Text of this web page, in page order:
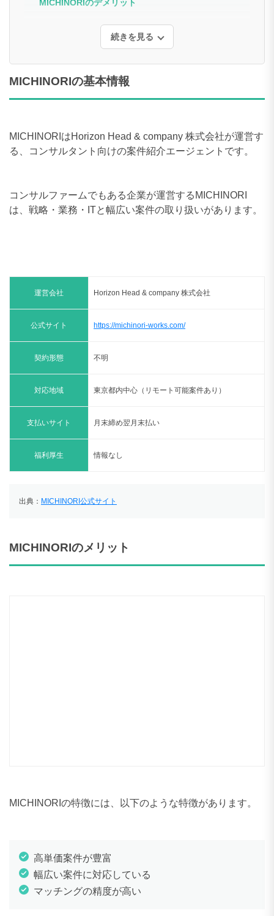
MICHINORIのデメリット
続きを見る
MICHINORIの基本情報
MICHINORIはHorizon Head & company 株式会社が運営す
る、コンサルタント向けの案件紹介エージェントです。
コンサルファームでもある企業が運営するMICHINORI
は、戦略・業務・ITと幅広い案件の取り扱いがあります。
運営会社 Horizon Head & company 株式会社
公式サイト https://michinori-works.com/
契約形態 不明
対応地域 東京都内中心（リモート可能案件あり）
支払いサイト 月末締め翌月末払い
福利厚生 情報なし
出典： MICHINORI公式サイト
MICHINORIのメリット
MICHINORIの特徴には、以下のような特徴があります。
高単価案件が豊富
幅広い案件に対応している
マッチングの精度が高い